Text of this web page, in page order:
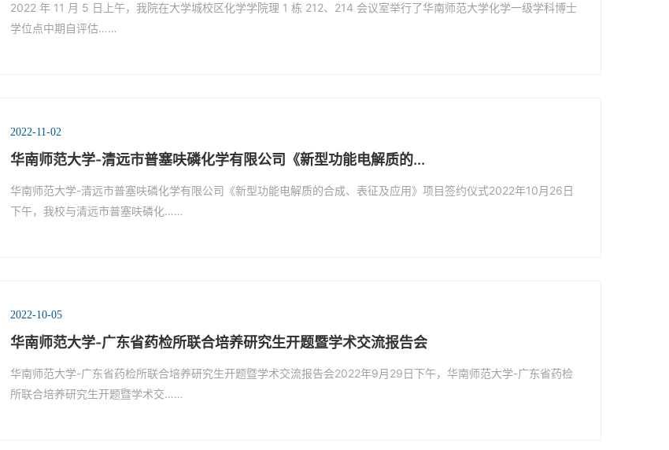
2022 年 11 月 5 日上午，我院在大学城校区化学学院理 1 栋 212、214 会议室举行了华南师范大学化学一级学科博士
学位点中期自评估……
2022-11-02
华南师范大学-清远市普塞呋磷化学有限公司《新型功能电解质的...
华南师范大学-清远市普塞呋磷化学有限公司《新型功能电解质的合成、表征及应用》项目签约仪式2022年10月26日
下午，我校与清远市普塞呋磷化……
2022-10-05
华南师范大学-广东省药检所联合培养研究生开题暨学术交流报告会
华南师范大学-广东省药检所联合培养研究生开题暨学术交流报告会2022年9月29日下午，华南师范大学-广东省药检
所联合培养研究生开题暨学术交……